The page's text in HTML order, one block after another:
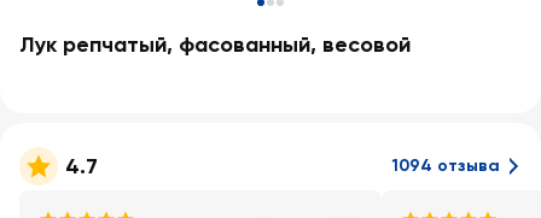
Лук репчатый, фасованный, весовой
4.7 1094 отзыва